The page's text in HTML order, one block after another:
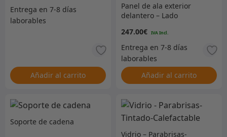
Añadir al carrito
Panel de ala exterior
delantero – Lado
ACTUALMENTE AGOTADO,
SIN FECHA DE
VENCIMIENTO
247.00€
Añadir al carrito
Soporte de cadena
Vidrio – Parabrisas-